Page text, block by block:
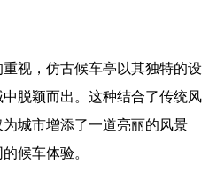
视，仿古候车亭以其独特的设
脱颖而出。这种结合了传统风
城市增添了一道亮丽的风景
候车体验。